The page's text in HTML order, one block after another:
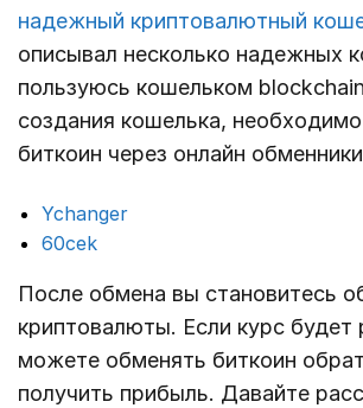
надежный криптовалютный
описывал несколько надежных
пользуюсь кошельком
создания кошелька,
биткоин через онлайн
Ychanger
60cek
После обмена вы становитесь
криптовалюты. Если курс будет
можете обменять биткоин
получить прибыль. Давайте